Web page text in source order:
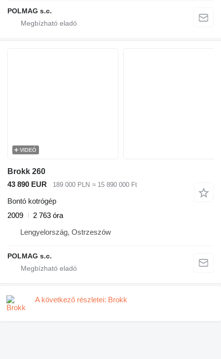
POLMAG s.c.
VIDEÓ
Brokk 260
43 890 EUR
189 000 PLN ≈ 15 890 000 Ft
Bontó kotrógép
2009
2 763 óra
Lengyelország, Ostrzeszów
POLMAG s.c.
A következő részletei: Brokk